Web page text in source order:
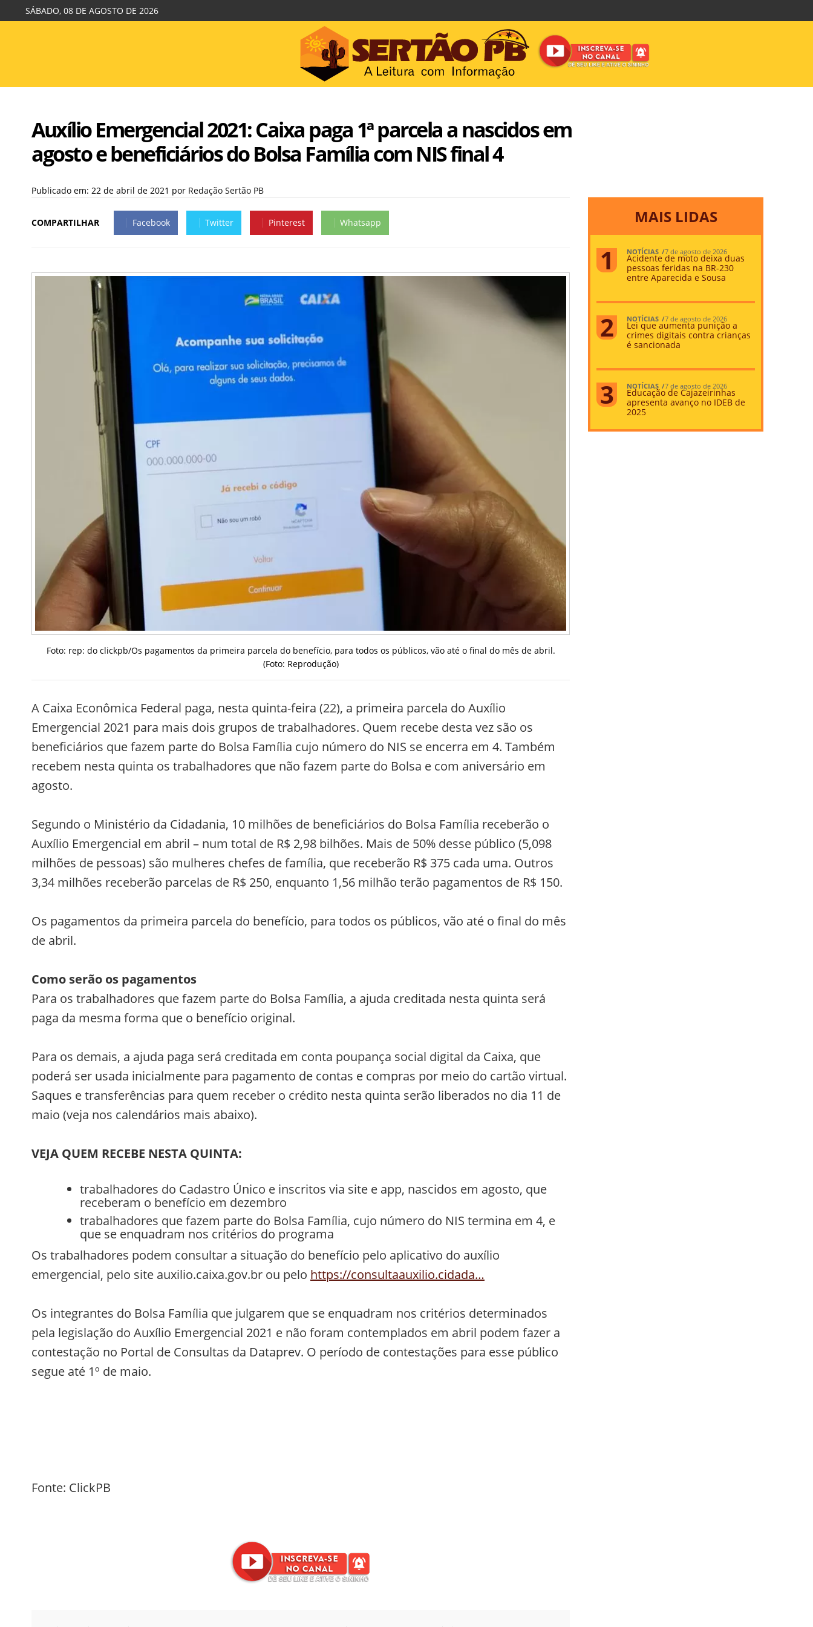
SÁBADO, 08 DE AGOSTO DE 2026
Auxílio Emergencial 2021: Caixa paga 1ª parcela a nascidos em
agosto e beneficiários do Bolsa Família com NIS final 4
Publicado em: 22 de abril de 2021 por Redação Sertão PB
COMPARTILHAR Facebook Twitter Pinterest Whatsapp
Foto: rep: do clickpb/Os pagamentos da primeira parcela do benefício, para todos os públicos, vão até o final do mês de abril.
(Foto: Reprodução)
A Caixa Econômica Federal paga, nesta quinta-feira (22), a primeira parcela do Auxílio
Emergencial 2021 para mais dois grupos de trabalhadores. Quem recebe desta vez são os
beneficiários que fazem parte do Bolsa Família cujo número do NIS se encerra em 4. Também
recebem nesta quinta os trabalhadores que não fazem parte do Bolsa e com aniversário em
agosto.
Segundo o Ministério da Cidadania, 10 milhões de beneficiários do Bolsa Família receberão o
Auxílio Emergencial em abril – num total de R$ 2,98 bilhões. Mais de 50% desse público (5,098
milhões de pessoas) são mulheres chefes de família, que receberão R$ 375 cada uma. Outros
3,34 milhões receberão parcelas de R$ 250, enquanto 1,56 milhão terão pagamentos de R$ 150.
Os pagamentos da primeira parcela do benefício, para todos os públicos, vão até o final do mês
de abril.
Como serão os pagamentos
Para os trabalhadores que fazem parte do Bolsa Família, a ajuda creditada nesta quinta será
paga da mesma forma que o benefício original.
Para os demais, a ajuda paga será creditada em conta poupança social digital da Caixa, que
poderá ser usada inicialmente para pagamento de contas e compras por meio do cartão virtual.
Saques e transferências para quem receber o crédito nesta quinta serão liberados no dia 11 de
maio (veja nos calendários mais abaixo).
VEJA QUEM RECEBE NESTA QUINTA:
trabalhadores do Cadastro Único e inscritos via site e app, nascidos em agosto, que
receberam o benefício em dezembro
trabalhadores que fazem parte do Bolsa Família, cujo número do NIS termina em 4, e
que se enquadram nos critérios do programa
Os trabalhadores podem consultar a situação do benefício pelo aplicativo do auxílio
emergencial, pelo site auxilio.caixa.gov.br ou pelo https://consultaauxilio.cidada…
Os integrantes do Bolsa Família que julgarem que se enquadram nos critérios determinados
pela legislação do Auxílio Emergencial 2021 e não foram contemplados em abril podem fazer a
contestação no Portal de Consultas da Dataprev. O período de contestações para esse público
segue até 1º de maio.
Fonte: ClickPB
MAIS LIDAS
NOTÍCIAS 7 de agosto de 2026
Acidente de moto deixa duas
pessoas feridas na BR-230
entre Aparecida e Sousa
NOTÍCIAS 7 de agosto de 2026
Lei que aumenta punição a
crimes digitais contra crianças
é sancionada
NOTÍCIAS 7 de agosto de 2026
Educação de Cajazeirinhas
apresenta avanço no IDEB de
2025